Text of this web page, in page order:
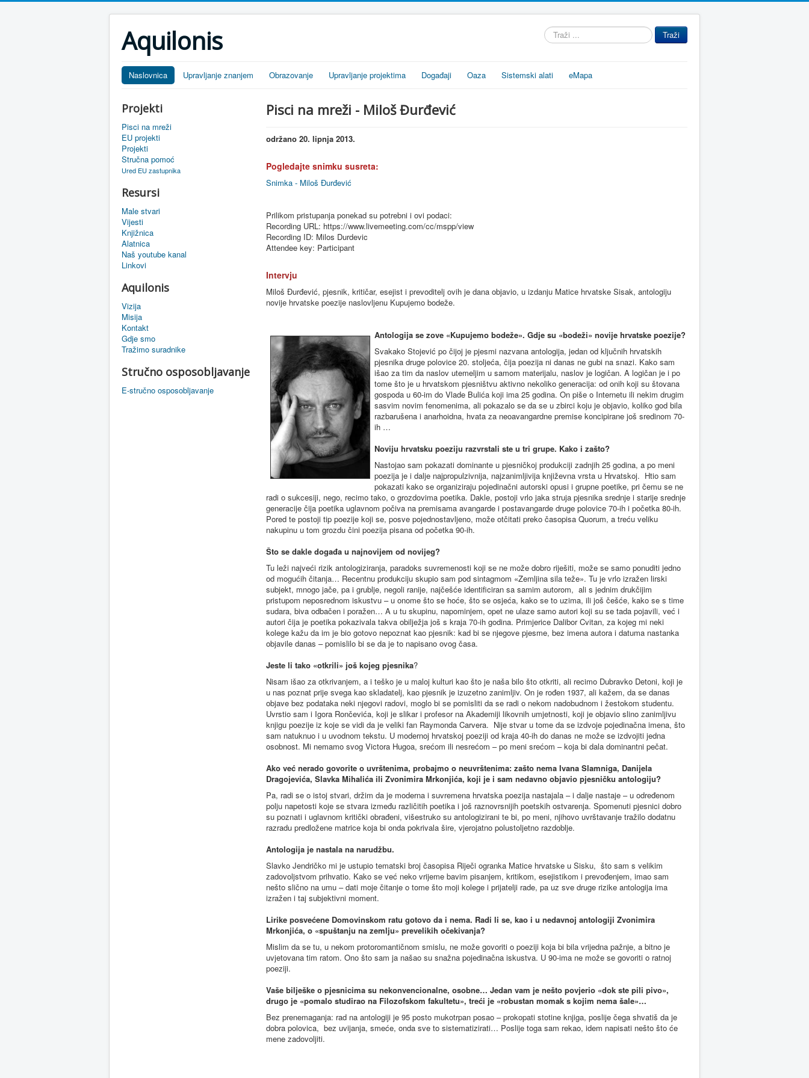
Aquilonis
Traži
...
Traži
Naslovnica Upravljanje znanjem Obrazovanje Upravljanje projektima Događaji Oaza Sistemski alati eMapa
Projekti
Pisci na mreži
EU projekti
Projekti
Stručna pomoć
Ured EU zastupnika
Resursi
Male stvari
Vijesti
Knjižnica
Alatnica
Naš youtube kanal
Linkovi
Aquilonis
Vizija
Misija
Kontakt
Gdje smo
Tražimo suradnike
Stručno osposobljavanje
E-stručno osposobljavanje
Pisci na mreži - Miloš Đurđević
održano 20. lipnja 2013.
Pogledajte snimku susreta:
Snimka - Miloš Đurđević
Prilikom pristupanja ponekad su potrebni i ovi podaci:
Recording URL: https://www.livemeeting.com/cc/mspp/view
Recording ID: Milos Durdevic
Attendee key: Participant
Intervju
Miloš Đurđević, pjesnik, kritičar, esejist i prevoditelj ovih je dana objavio, u izdanju Matice hrvatske Sisak, antologiju
novije hrvatske poezije naslovljenu Kupujemo bodeže.
Antologija se zove «Kupujemo bodeže». Gdje su «bodeži» novije hrvatske poezije?
Svakako Stojević po čijoj je pjesmi nazvana antologija, jedan od ključnih hrvatskih
pjesnika druge polovice 20. stoljeća, čija poezija ni danas ne gubi na snazi. Kako sam
išao za tim da naslov utemeljim u samom materijalu, naslov je logičan. A logičan je i po
tome što je u hrvatskom pjesništvu aktivno nekoliko generacija: od onih koji su štovana
gospoda u 60-im do Vlade Bulića koji ima 25 godina. On piše o Internetu ili nekim drugim
sasvim novim fenomenima, ali pokazalo se da se u zbirci koju je objavio, koliko god bila
razbarušena i anarhoidna, hvata za neoavangardne premise koncipirane još sredinom 70-
ih …
Noviju hrvatsku poeziju razvrstali ste u tri grupe. Kako i zašto?
Nastojao sam pokazati dominante u pjesničkoj produkciji zadnjih 25 godina, a po meni
poezija je i dalje najpropulzivnija, najzanimljivija književna vrsta u Hrvatskoj. Htio sam
pokazati kako se organiziraju pojedinačni autorski opusi i grupne poetike, pri čemu se ne
radi o sukcesiji, nego, recimo tako, o grozdovima poetika. Dakle, postoji vrlo jaka struja pjesnika srednje i starije srednje
generacije čija poetika uglavnom počiva na premisama avangarde i postavangarde druge polovice 70-ih i početka 80-ih.
Pored te postoji tip poezije koji se, posve pojednostavljeno, može otčitati preko časopisa Quorum, a treću veliku
nakupinu u tom grozdu čini poezija pisana od početka 90-ih.
Što se dakle događa u najnovijem od novijeg?
Tu leži najveći rizik antologiziranja, paradoks suvremenosti koji se ne može dobro riješiti, može se samo ponuditi jedno
od mogućih čitanja… Recentnu produkciju skupio sam pod sintagmom «Zemljina sila teže». Tu je vrlo izražen lirski
subjekt, mnogo jače, pa i grublje, negoli ranije, najčešće identificiran sa samim autorom, ali s jednim drukčijim
pristupom neposrednom iskustvu – u onome što se hoće, što se osjeća, kako se to uzima, ili još češće, kako se s time
sudara, biva odbačen i poražen… A u tu skupinu, napominjem, opet ne ulaze samo autori koji su se tada pojavili, već i
autori čija je poetika pokazivala takva obilježja još s kraja 70-ih godina. Primjerice Dalibor Cvitan, za kojeg mi neki
kolege kažu da im je bio gotovo nepoznat kao pjesnik: kad bi se njegove pjesme, bez imena autora i datuma nastanka
objavile danas – pomislilo bi se da je to napisano ovog časa.
Jeste li tako «otkrili» još kojeg pjesnika?
Nisam išao za otkrivanjem, a i teško je u maloj kulturi kao što je naša bilo što otkriti, ali recimo Dubravko Detoni, koji je
u nas poznat prije svega kao skladatelj, kao pjesnik je izuzetno zanimljiv. On je rođen 1937, ali kažem, da se danas
objave bez podataka neki njegovi radovi, moglo bi se pomisliti da se radi o nekom nadobudnom i žestokom studentu.
Uvrstio sam i Igora Rončevića, koji je slikar i profesor na Akademiji likovnih umjetnosti, koji je objavio slino zanimljivu
knjigu poezije iz koje se vidi da je veliki fan Raymonda Carvera. Nije stvar u tome da se izdvoje pojedinačna imena, što
sam natuknuo i u uvodnom tekstu. U modernoj hrvatskoj poeziji od kraja 40-ih do danas ne može se izdvojiti jedna
osobnost. Mi nemamo svog Victora Hugoa, srećom ili nesrećom – po meni srećom – koja bi dala dominantni pečat.
Ako već nerado govorite o uvrštenima, probajmo o neuvrštenima: zašto nema Ivana Slamniga, Danijela
Dragojevića, Slavka Mihalića ili Zvonimira Mrkonjića, koji je i sam nedavno objavio pjesničku antologiju?
Pa, radi se o istoj stvari, držim da je moderna i suvremena hrvatska poezija nastajala – i dalje nastaje – u određenom
polju napetosti koje se stvara između različitih poetika i još raznovrsnijih poetskih ostvarenja. Spomenuti pjesnici dobro
su poznati i uglavnom kritički obrađeni, višestruko su antologizirani te bi, po meni, njihovo uvrštavanje tražilo dodatnu
razradu predložene matrice koja bi onda pokrivala šire, vjerojatno polustoljetno razdoblje.
Antologija je nastala na narudžbu.
Slavko Jendričko mi je ustupio tematski broj časopisa Riječi ogranka Matice hrvatske u Sisku, što sam s velikim
zadovoljstvom prihvatio. Kako se već neko vrijeme bavim pisanjem, kritikom, esejistikom i prevođenjem, imao sam
nešto slično na umu – dati moje čitanje o tome što moji kolege i prijatelji rade, pa uz sve druge rizike antologija ima
izražen i taj subjektivni moment.
Lirike posvećene Domovinskom ratu gotovo da i nema. Radi li se, kao i u nedavnoj antologiji Zvonimira
Mrkonjića, o «spuštanju na zemlju» prevelikih očekivanja?
Mislim da se tu, u nekom protoromantičnom smislu, ne može govoriti o poeziji koja bi bila vrijedna pažnje, a bitno je
uvjetovana tim ratom. Ono što sam ja našao su snažna pojedinačna iskustva. U 90-ima ne može se govoriti o ratnoj
poeziji.
Vaše bilješke o pjesnicima su nekonvencionalne, osobne… Jedan vam je nešto povjerio «dok ste pili pivo»,
drugo je «pomalo studirao na Filozofskom fakultetu», treći je «robustan momak s kojim nema šale»…
Bez prenemaganja: rad na antologiji je 95 posto mukotrpan posao – prokopati stotine knjiga, poslije čega shvatiš da je
dobra polovica, bez uvijanja, smeće, onda sve to sistematizirati… Poslije toga sam rekao, idem napisati nešto što će
mene zadovoljiti.